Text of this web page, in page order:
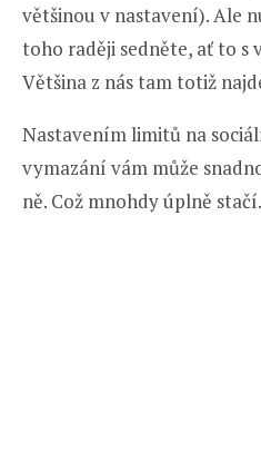
většinou v nastavení). Ale
toho raději sedněte, ať to s
Většina z nás tam totiž
Nastavením limitů na
vymazání vám může
ně. Což mnohdy úplně stačí.